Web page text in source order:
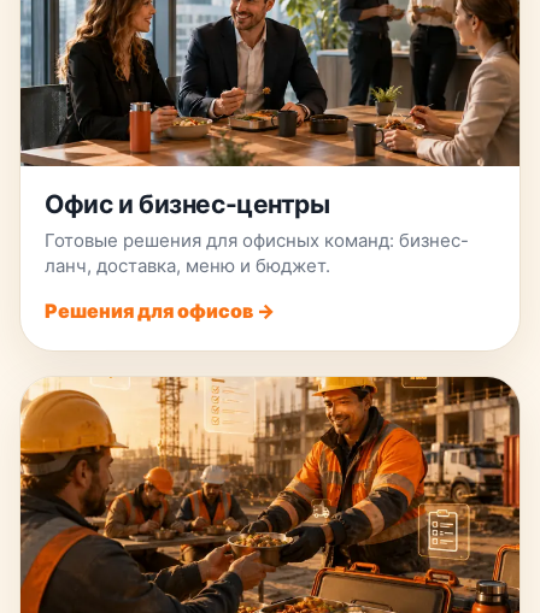
Офис и бизнес-центры
Готовые решения для офисных команд: бизнес-
ланч, доставка, меню и бюджет.
Решения для офисов →